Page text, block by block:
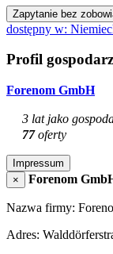
Zapytanie bez
dostępny w:
Profil
Forenom GmbH
3 lat jako
77oferty
Impressum
×
Forenom
Nazwa firmy:
Adres: